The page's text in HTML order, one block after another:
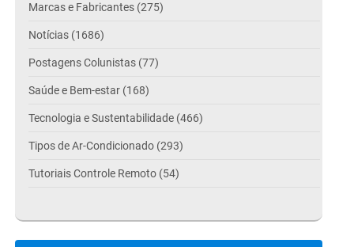
Marcas e Fabricantes (275)
Notícias (1686)
Postagens Colunistas (77)
Saúde e Bem-estar (168)
Tecnologia e Sustentabilidade (466)
Tipos de Ar-Condicionado (293)
Tutoriais Controle Remoto (54)